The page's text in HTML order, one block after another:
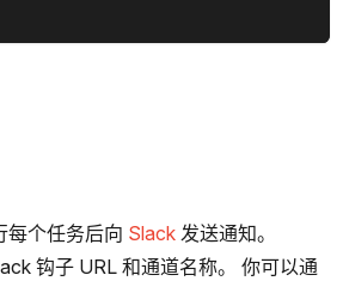
每个任务后向 Slack 发送通知。
钩子 URL 和通道名称。 你可以通